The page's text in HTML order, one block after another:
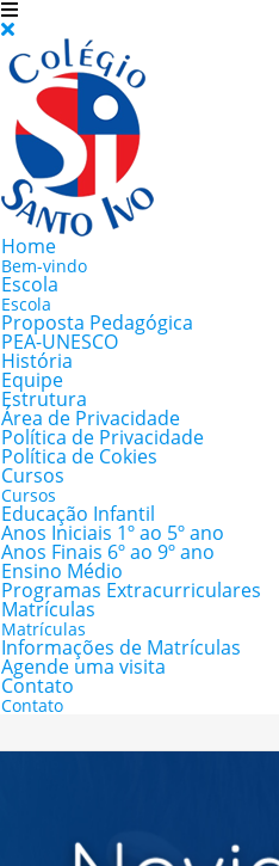
Home
Bem-vindo
Escola
Escola
Proposta Pedagógica
PEA-UNESCO
História
Equipe
Estrutura
Área de Privacidade
Política de Privacidade
Política de Cokies
Cursos
Cursos
Educação Infantil
Anos Iniciais 1º ao 5º ano
Anos Finais 6º ao 9º ano
Ensino Médio
Programas Extracurriculares
Matrículas
Matrículas
Informações de Matrículas
Agende uma visita
Contato
Contato